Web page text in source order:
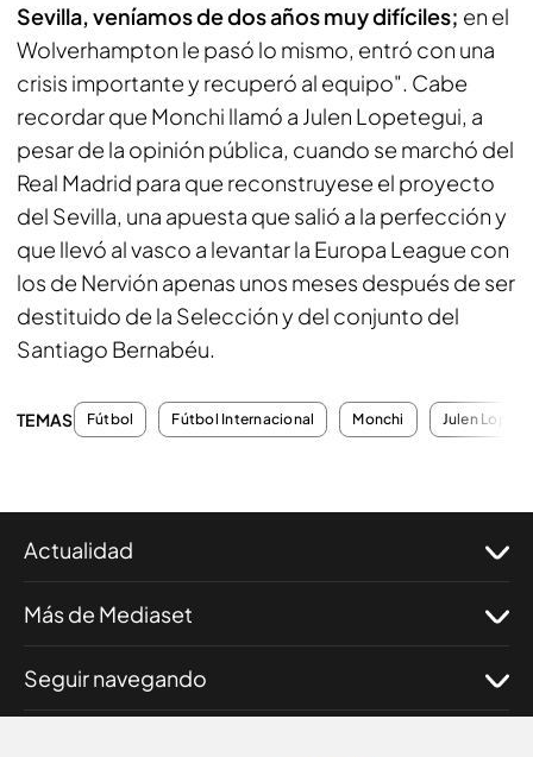
Sevilla, veníamos de dos años muy difíciles; en el
Wolverhampton le pasó lo mismo, entró con una
crisis importante y recuperó al equipo". Cabe
recordar que Monchi llamó a Julen Lopetegui, a
pesar de la opinión pública, cuando se marchó del
Real Madrid para que reconstruyese el proyecto
del Sevilla, una apuesta que salió a la perfección y
que llevó al vasco a levantar la Europa League con
los de Nervión apenas unos meses después de ser
destituido de la Selección y del conjunto del
Santiago Bernabéu.
TEMAS Fútbol Fútbol Internacional Monchi Julen
Actualidad
Más de Mediaset
Seguir navegando